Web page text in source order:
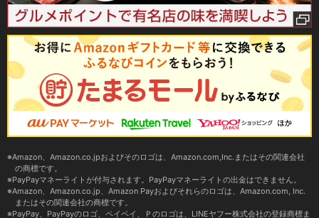
Amazon、Amazon.co.jpおよびそのロゴは、Amazon.com,Inc.またはその関連会社
の商標です。
PayPayマネーライトが付与されます。PayPayマネーライトの出金はできません。
Amazon、Amazon.co.jp、Amazon Payおよびそれらのロゴは、Amazon.com, Inc.
またはその関連会社の商標です。
PayPay、PayPayのロゴ、ペイペイ、Ｐのロゴは、LINEヤフー株式会社の登録商標ま